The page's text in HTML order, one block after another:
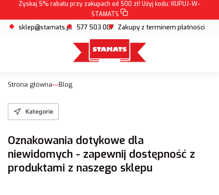
Zyskaj 5% rabatu przy zakupach od 500 zł! Użyj kodu: KUPUJ-W-
STAMATS
sklep@stamats.pl 577 503 007 Zakupy z terminem płatności
Strona główna Blog
Kategorie
Oznakowania dotykowe dla
niewidomych - zapewnij dostępność z
produktami z naszego sklepu